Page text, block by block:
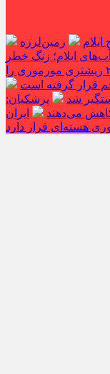
زمین‌لرزه
ایلام؛ زنگ خطر
زمین‌لرزه ۲/۵ ریشتری مورموری را
شد
پزشکیان:
کاهش می‌دهند
ایران